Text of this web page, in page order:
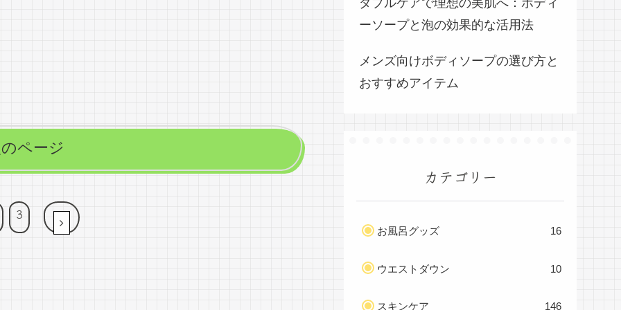
ページ
3
次へ
ーソープと泡の効果的な活用法
メンズ向けボディソープの選び方と
おすすめアイテム
カテゴリー
お風呂グッズ 16
ウエストダウン 10
スキンケア 146